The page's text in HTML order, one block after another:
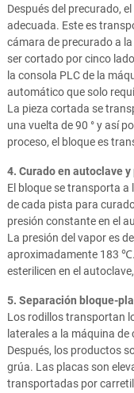
Después del precurado,
adecuada. Este es
cámara de precurado a
ser cortado por cinco
la consola PLC de la
automático que solo
La pieza cortada se
una vuelta de 90 ° y así
proceso, el bloque es
4. Curado en autoclave
El bloque se transporta
de cada pista para
presión constante en el
La presión del vapor es
aproximadamente 183
esterilicen en el
5. Separación bloque-
Los rodillos transportan
laterales a la máquina de
Después, los productos
grúa. Las placas son
transportadas por